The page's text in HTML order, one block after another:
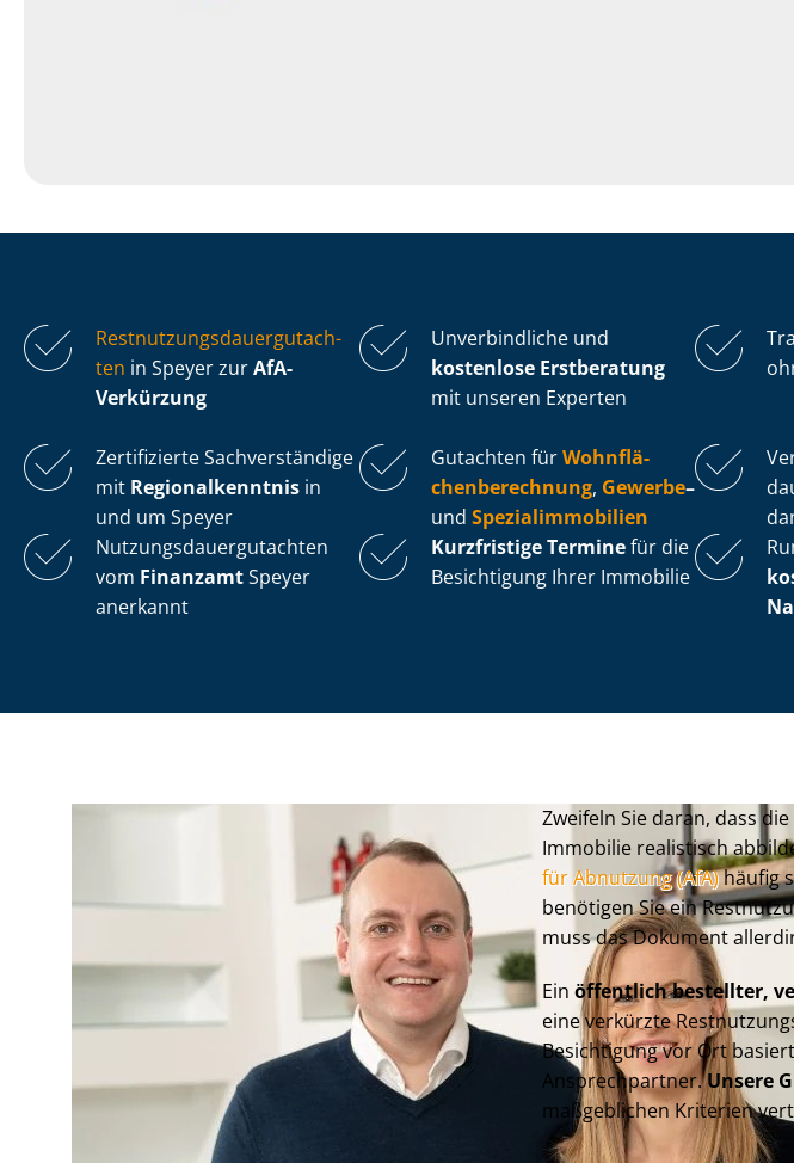
Rest­nut­zungs­dau­er­gut­ach­
ten in Speyer zurAfA-
Verkürzung
Unverbindliche und
kostenlose Erstberatung
mit unseren Experten
Zertifizierte Sachverständige
mit Re­gio­nal­kennt­nis in
und um Speyer
Gutachten fürWohn­flä­
chen­be­rech­nung, Gewerbe–
und Spe­zi­al­im­mo­bi­li­en
Nut­zungs­dau­er­gut­ach­ten
vom FinanzamtSpeyer
anerkannt
Kurzfristige Terminefür die
Besichtigung Ihrer Immobilie
Zweifeln Sie daran, dass
Immobilie realistisch
für Abnutzung (AfA)häufig
benötigen Sie ein
muss das Dokument
Einöffentlich bestellter,
eine verkürzte
Besichtigung vor Ort
Ansprechpartner.Unsere
maßgeblichen Kriterien